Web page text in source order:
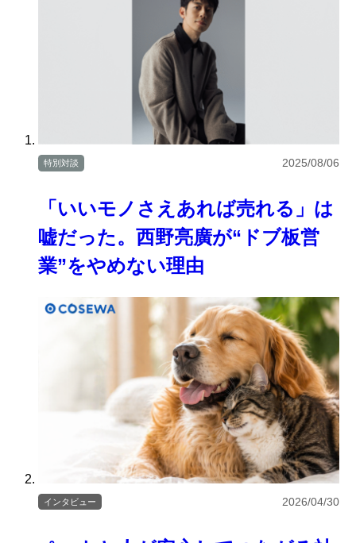
「いいモノさえあれば売れる」は
嘘だった。西野亮廣が“ドブ板営
業”をやめない理由
特別対談 2025/08/06
インタビュー 2026/04/30